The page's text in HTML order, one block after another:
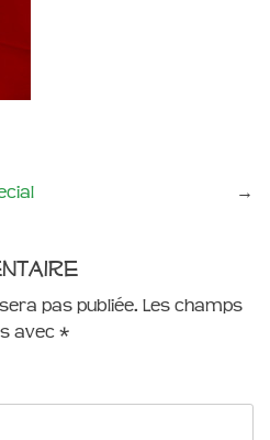
→
pas publiée. Les champs
avec *